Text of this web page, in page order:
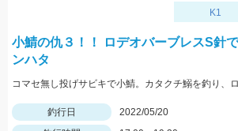
K1
小鯖の仇３！！ ロデオバーブレスS針
ンハタ
釣行日
2022/05/20